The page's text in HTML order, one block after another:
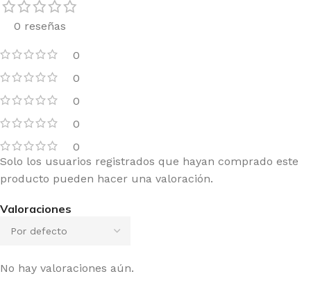
0 reseñas
0
0
0
0
0
Valoraciones
No hay valoraciones aún.
Solo los usuarios registrados que hayan comprado este
producto pueden hacer una valoración.